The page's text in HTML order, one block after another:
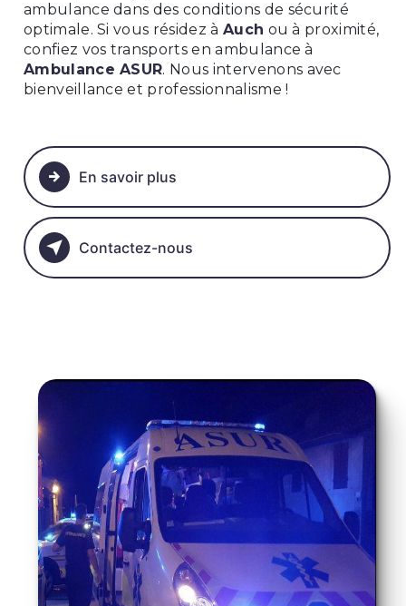
ambulance dans des conditions de sécurité
optimale. Si vous résidez à Auch ou à proximité,
confiez vos transports en ambulance à
Ambulance ASUR. Nous intervenons avec
bienveillance et professionnalisme !
En savoir plus
Contactez-nous